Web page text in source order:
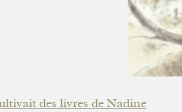
des livres de Nadine